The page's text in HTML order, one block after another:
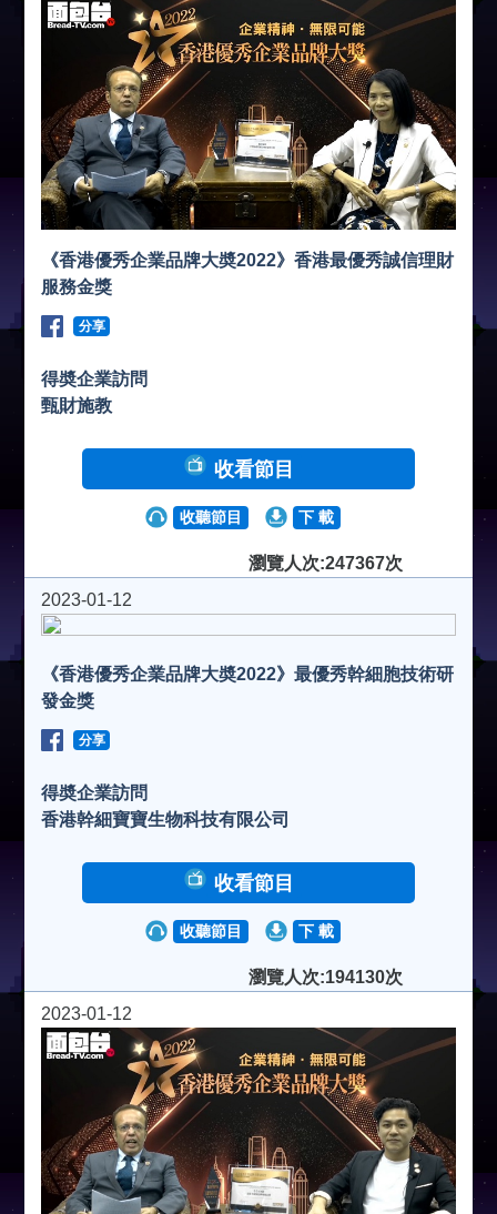
《香港優秀企業品牌大奬2022》香港最優秀誠信理財
服務金獎
分享
得奬企業訪問
甄財施教
收看節目
收聽節目 下 載
瀏覽人次:247367次
2023-01-12
《香港優秀企業品牌大奬2022》最優秀幹細胞技術研
發金獎
分享
得奬企業訪問
香港幹細寶寶生物科技有限公司
收看節目
收聽節目 下 載
瀏覽人次:194130次
2023-01-12